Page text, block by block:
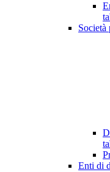
Società
Enti di